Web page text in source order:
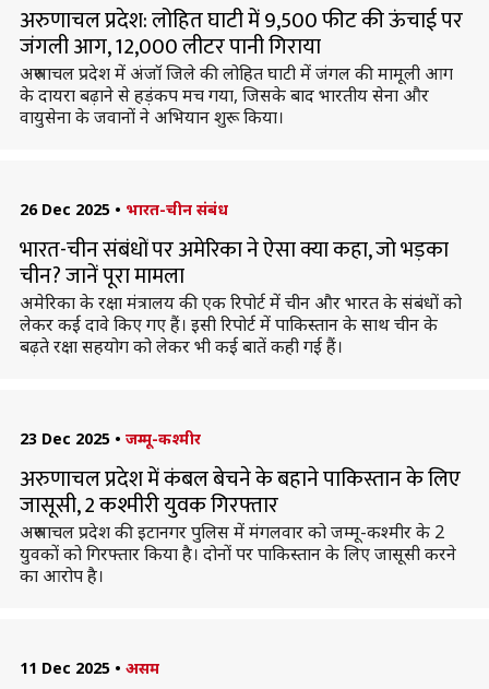
अरुणाचल प्रदेश: लोहित घाटी में 9,500 फीट की ऊंचाई पर
जंगली आग, 12,000 लीटर पानी गिराया
अरुणाचल प्रदेश में अंजॉ जिले की लोहित घाटी में जंगल की मामूली आग
के दायरा बढ़ाने से हड़ंकप मच गया, जिसके बाद भारतीय सेना और
वायुसेना के जवानों ने अभियान शुरू किया।
26 Dec 2025 • भारत-चीन संबंध
भारत-चीन संबंधों पर अमेरिका ने ऐसा क्या कहा, जो भड़का
चीन? जानें पूरा मामला
अमेरिका के रक्षा मंत्रालय की एक रिपोर्ट में चीन और भारत के संबंधों को
लेकर कई दावे किए गए हैं। इसी रिपोर्ट में पाकिस्तान के साथ चीन के
बढ़ते रक्षा सहयोग को लेकर भी कई बातें कही गई हैं।
23 Dec 2025 • जम्मू-कश्मीर
अरुणाचल प्रदेश में कंबल बेचने के बहाने पाकिस्तान के लिए
जासूसी, 2 कश्मीरी युवक गिरफ्तार
अरुणाचल प्रदेश की इटानगर पुलिस में मंगलवार को जम्मू-कश्मीर के 2
युवकों को गिरफ्तार किया है। दोनों पर पाकिस्तान के लिए जासूसी करने
का आरोप है।
11 Dec 2025 • असम